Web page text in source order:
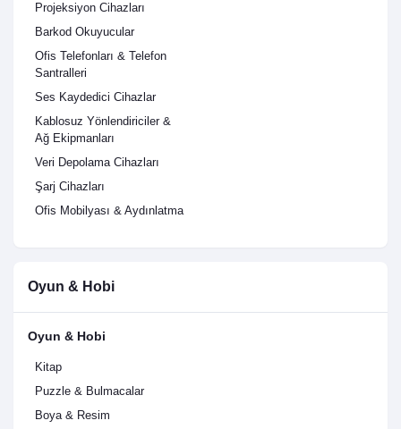
Projeksiyon Cihazları
Barkod Okuyucular
Ofis Telefonları & Telefon
Santralleri
Ses Kaydedici Cihazlar
Kablosuz Yönlendiriciler &
Ağ Ekipmanları
Veri Depolama Cihazları
Şarj Cihazları
Ofis Mobilyası & Aydınlatma
Oyun & Hobi
Oyun & Hobi
Kitap
Puzzle & Bulmacalar
Boya & Resim